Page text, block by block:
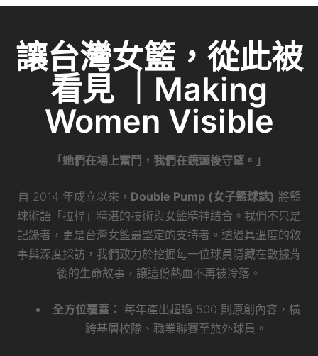
e
b
o
o
k
er l
h
at
e
dI
n
讓台灣女籃，從此被
看見 ｜Making
Women Visible
「她們在場上奮鬥，我們在鏡頭後守望。」
自 2014 年成立以來， Double Pump (女子籃球誌) 將籃
球術語「拉桿」精湛的技術與女籃精神結合。我們不只是
記錄者，更是台灣女籃最堅定的支持者。透過具溫度的敘
事與深度採訪，我們致力於挖掘每一位球員隱藏在數據背
後的生命故事，讓這份熱血不再被冷落。
全方位覆蓋： 每年產出超過 500 則原創內容，橫
跨基層校隊、職業聯賽至旅外球員。